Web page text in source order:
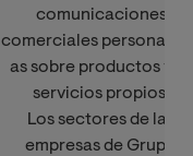
comunicaciones
comerciales
as sobre productos y/o
servicios propios.
Los sectores de las
empresas de Grupo